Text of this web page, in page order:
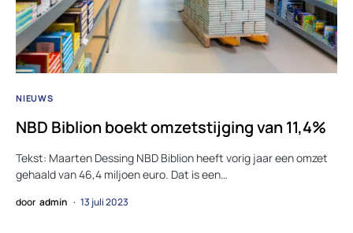
NIEUWS
NBD Biblion boekt omzetstijging van 11,4%
Tekst: Maarten Dessing NBD Biblion heeft vorig jaar een omzet
gehaald van 46,4 miljoen euro. Dat is een…
door admin 13 juli 2023